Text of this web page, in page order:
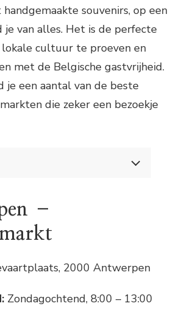
souvenirs, op een
je van alles. Het is de perfecte
lokale cultuur te proeven en
met de Belgische gastvrijheid.
je een aantal van de beste
die zeker een bezoekje
– Grote Markt
voor een geslaagd bezoek
contant geld mee
Belgische gastvrijheid
–
2000 Antwerpen
Zondagochtend, 8:00 – 13:00